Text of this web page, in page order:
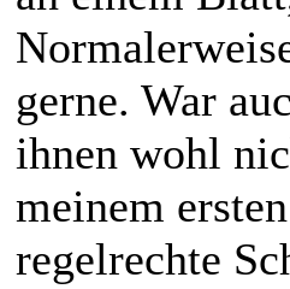
gerne. War
ihnen wohl
meinem
regelrechte